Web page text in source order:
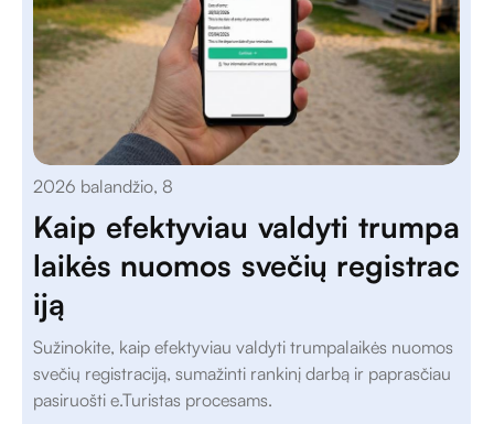
2026 balandžio, 8
Kaip efektyviau valdyti trumpa
laikės nuomos svečių registrac
iją
Sužinokite, kaip efektyviau valdyti trumpalaikės nuomos
svečių registraciją, sumažinti rankinį darbą ir paprasčiau
pasiruošti e.Turistas procesams.